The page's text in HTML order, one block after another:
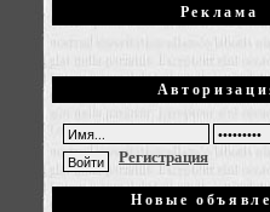
Реклама
Регистрация
Новые